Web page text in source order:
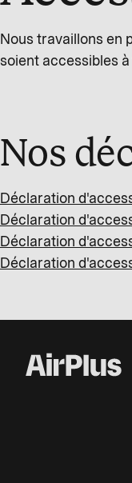
Nous travaillons en
soient accessibles
Nos
Déclaration
Déclaration
Déclaration
Déclaration